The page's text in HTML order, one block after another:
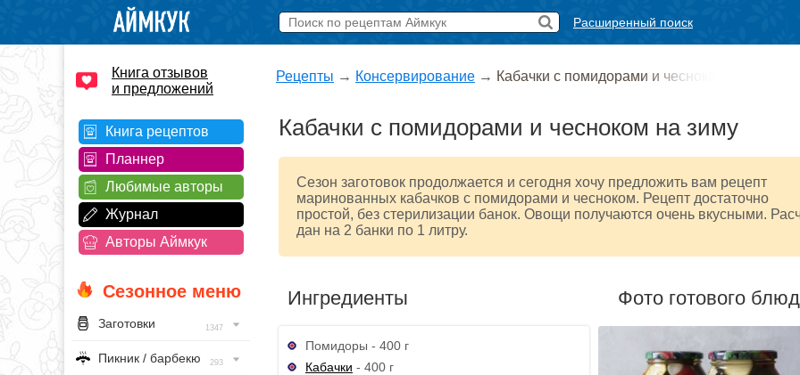
Расширенный поиск
Книга отзывов
и предложений
Книга рецептов
Планнер
Любимые авторы
Журнал
Авторы Аймкук
Сезонное меню
Заготовки 1347
Пикник / барбекю 293
Рецепты → Консервирование → Кабачки с помидорами и чесноко
Кабачки с помидорами и чесноком на зиму
Сезон заготовок продолжается и сегодня хочу предложить вам рецепт
маринованных кабачков с помидорами и чесноком. Рецепт достаточно
простой, без стерилизации банок. Овощи получаются очень вкусными.
дан на 2 банки по 1 литру.
Ингредиенты
Помидоры - 400 г
Кабачки - 400 г
Фото готового